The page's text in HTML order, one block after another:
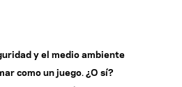
y el medio ambiente
como un juego.¿O sí?